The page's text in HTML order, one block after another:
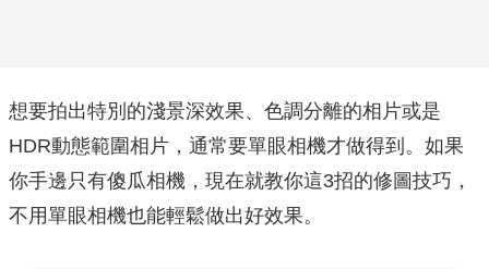
想要拍出特別的淺景深效果、色調分離的相片或是
HDR動態範圍相片，通常要單眼相機才做得到。如果
你手邊只有傻瓜相機，現在就教你這3招的修圖技巧，
不用單眼相機也能輕鬆做出好效果。